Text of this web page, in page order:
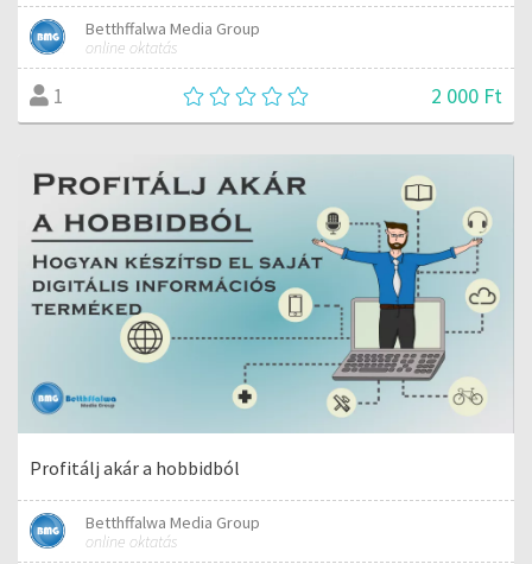
Betthffalwa Media Group
online oktatás
1 2 000 Ft
Profitálj akár a hobbidból
Betthffalwa Media Group
online oktatás